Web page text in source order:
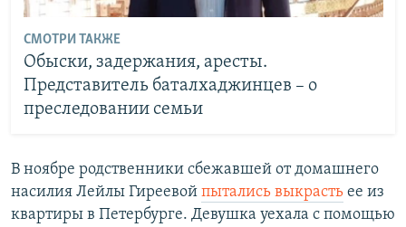
СМОТРИ ТАКЖЕ
Обыски, задержания, аресты.
Представитель баталхаджинцев – о
преследовании семьи
В ноябре родственники сбежавшей от домашнего
насилия Лейлы Гиреевой пытались выкрасть ее из
квартиры в Петербурге. Девушка уехала с помощью